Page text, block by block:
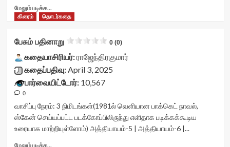
average'>0
(0)
</div>
rater-
rater-
readonly='true'
data-
readonly-
attribute='true'
</div>
<span
class='yasr-
stars-
rater-
visitor-
votes-
rater-
b7646abe5dae9'
rating='0'
data-
rater-
starsize='16'
மேலும் படிக்க...
more
பதினாறு<div
class="yasr-
vv-
stars-
title-
<div
class='yasr-
stars-
title
கிரைம் தொடர்கதை
பேசும் பதினாறு 0 (0)
கதையாசிரியர்:ராஜேந்திரகுமார்
கதைப்பதிவு:April 3, 2025
பார்வையிட்டோர்:10,567
0
வாசிப்பு நேரம்: 3 நிமிடங்கள்(1981ல் வெளியான பாக்கெட் நாவல்,
ஸ்கேன் செய்யப்பட்ட படக்கோப்பிலிருந்து எளிதாக படிக்கக்கூடிய
உரையாக மாற்றியுள்ளோம்) அத்தியாயம்-5 | அத்தியாயம்-6 |...
மேலும் படிக்க...